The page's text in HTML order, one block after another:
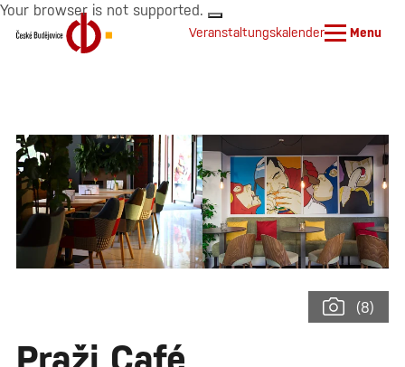
Your browser is not supported.
Veranstaltungskalender Menu
(8)
Praži Café